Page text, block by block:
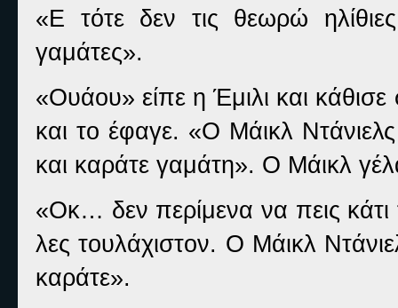
«Ε τότε δεν τις θεωρώ
γαμάτες».
«Ουάου» είπε η Έμιλι και
και το έφαγε. «Ο Μάικλ Ντάνιελς
και καράτε γαμάτη». Ο Μάικλ
«Οκ… δεν περίμενα να πεις κάτι
λες τουλάχιστον. Ο Μάικλ
καράτε».